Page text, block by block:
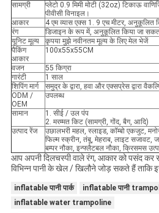
सामग्री
प्लेटो 0.9 मिमी मोटी (32oz) टिकाऊ
पीवीसी विनाइल।
आकार
4 एम व्यास एक्स 1. 9 एच मीटर, अनुकूलित
रंग
डिजाइन के रूप में, अनुकूलित किया जा
यूनिट मूल्य
कृपया मुझे नवीनतम मूल्य के लिए मेल भेजें
पैकिंग
आकार
100x55x55CM
वजन
55 किग्रा
गारंटी
1 साल
शिपिंग मार्ग
समुद्र के द्वारा, हवा और एक्सप्रेस द्वारा
ODM /
OEM
उपलब्ध
सामान
1. सीई / उल पंप
2. मरम्मत किट (सामग्री, गोंद, बैग, आदि)
उत्पाद रेंज
उछालभरी महल, स्लाइड, कॉम्बो एकजुट,
फिल्म स्क्रीन, तंबू, मेहराब, लाइट
बम्पर नौका, इन्फ्लैटबल नौका, क्रिसमस
आप अपनी दिलचस्पी वाले रंग, आकार को पसंद
विभिन्न पानी के खेल / खिलौने जोड़ सकते हैं
inflatable पानी पार्क
inflatable पानी
inflatable water trampoline